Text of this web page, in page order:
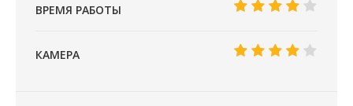
ВРЕМЯ РАБОТЫ
КАМЕРА